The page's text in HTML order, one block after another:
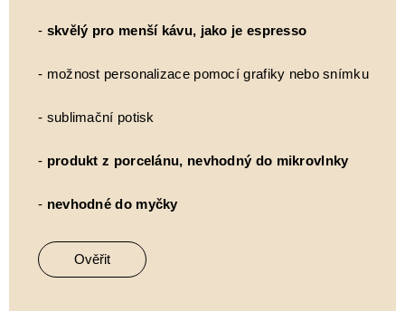
- skvělý pro menší kávu, jako je espresso
- možnost personalizace pomocí grafiky nebo snímku
- sublimační potisk
- produkt z porcelánu, nevhodný do mikrovlnky
- nevhodné do myčky
Ověřit